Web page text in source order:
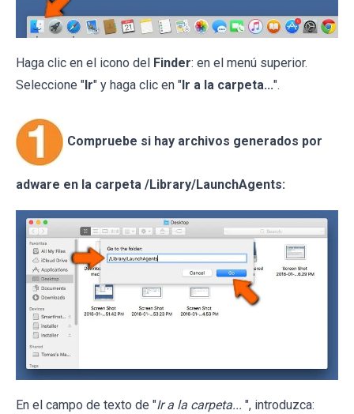
Haga clic en el icono del Finder: en el menú superior.
Seleccione "Ir" y haga clic en "Ir a la carpeta...".
Compruebe si hay archivos generados por
adware en la carpeta /Library/LaunchAgents:
En el campo de texto de "Ir a la carpeta... ", introduzca: